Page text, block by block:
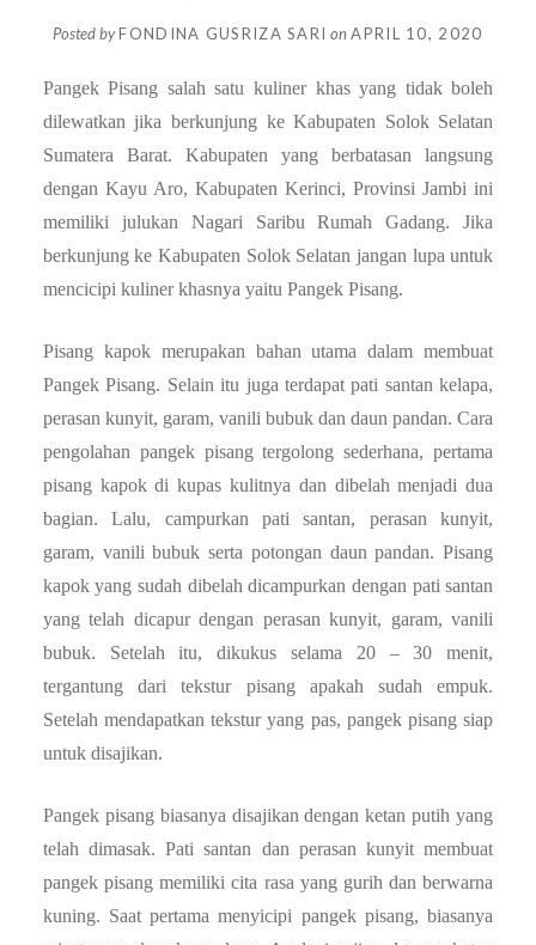
Posted byFONDINA GUSRIZA SARI onAPRIL 10, 2020
Pangek Pisang salah satu kuliner khas yang tidak boleh
dilewatkan jika berkunjung ke Kabupaten Solok Selatan
Sumatera Barat. Kabupaten yang berbatasan langsung
dengan Kayu Aro, Kabupaten Kerinci, Provinsi Jambi ini
memiliki julukan Nagari Saribu Rumah Gadang. Jika
berkunjung ke Kabupaten Solok Selatan jangan lupa untuk
mencicipi kuliner khasnya yaitu Pangek Pisang.
Pisang kapok merupakan bahan utama dalam membuat
Pangek Pisang. Selain itu juga terdapat pati santan kelapa,
perasan kunyit, garam, vanili bubuk dan daun pandan. Cara
pengolahan pangek pisang tergolong sederhana, pertama
pisang kapok di kupas kulitnya dan dibelah menjadi dua
bagian. Lalu, campurkan pati santan, perasan kunyit,
garam, vanili bubuk serta potongan daun pandan. Pisang
kapok yang sudah dibelah dicampurkan dengan pati santan
yang telah dicapur dengan perasan kunyit, garam, vanili
bubuk. Setelah itu, dikukus selama 20 – 30 menit,
tergantung dari tekstur pisang apakah sudah empuk.
Setelah mendapatkan tekstur yang pas, pangek pisang siap
untuk disajikan.
Pangek pisang biasanya disajikan dengan ketan putih yang
telah dimasak. Pati santan dan perasan kunyit membuat
pangek pisang memiliki cita rasa yang gurih dan berwarna
kuning. Saat pertama menyicipi pangek pisang, biasanya